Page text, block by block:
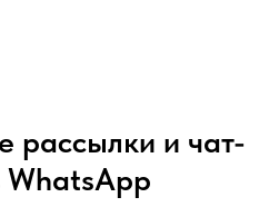
рассылки и чат-
WhatsApp